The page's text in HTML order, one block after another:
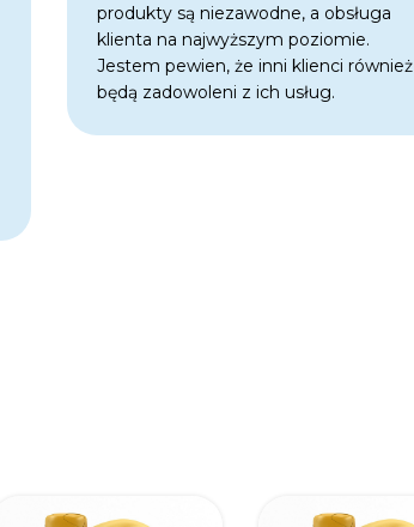
produkty są niezawodne, a obsługa
klienta na najwyższym poziomie.
Jestem pewien, że inni klienci również
będą zadowoleni z ich usług.